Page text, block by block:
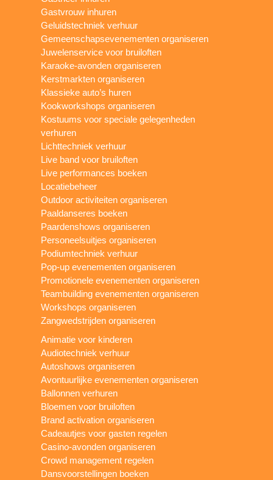
Gastvrouw inhuren
Geluidstechniek verhuur
Gemeenschapsevenementen organiseren
Juwelenservice voor bruiloften
Karaoke-avonden organiseren
Kerstmarkten organiseren
Klassieke auto’s huren
Kookworkshops organiseren
Kostuums voor speciale gelegenheden
verhuren
Lichttechniek verhuur
Live band voor bruiloften
Live performances boeken
Locatiebeheer
Outdoor activiteiten organiseren
Paaldanseres boeken
Paardenshows organiseren
Personeelsuitjes organiseren
Podiumtechniek verhuur
Pop-up evenementen organiseren
Promotionele evenementen organiseren
Teambuilding evenementen organiseren
Workshops organiseren
Zangwedstrijden organiseren
Animatie voor kinderen
Audiotechniek verhuur
Autoshows organiseren
Avontuurlijke evenementen organiseren
Ballonnen verhuren
Bloemen voor bruiloften
Brand activation organiseren
Cadeautjes voor gasten regelen
Casino-avonden organiseren
Crowd management regelen
Dansvoorstellingen boeken